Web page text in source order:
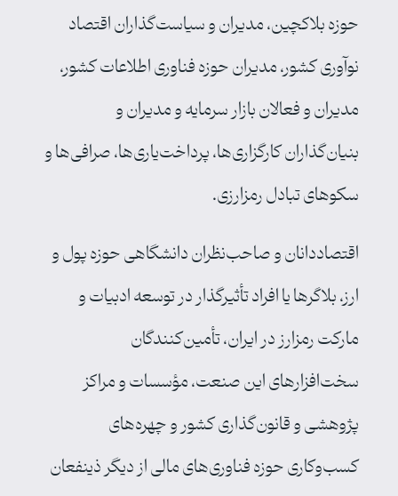
حوزه بلاکچین، مدیران و سیاست‌گذاران اقتصاد
نوآوری کشور، مدیران حوزه فناوری اطلاعات کشور،
مدیران و فعالان بازار سرمایه و مدیران و
بنیان‌گذاران کارگزاری‌ها، پرداخت‌یاری‌ها، صرافی‌ها و
سکوهای تبادل رمزارزی.
اقتصاددانان و صاحب‌نظران دانشگاهی حوزه پول و
ارز، بلاگرها یا افراد تأثیرگذار در توسعه ادبیات و
مارکت رمزارز در ایران، تأمین‌کنندگان
سخت‌افزارهای این صنعت، مؤسسات و مراکز
پژوهشی و قانون‌گذاری کشور و چهره‌های
کسب‌وکاری حوزه فناوری‌های مالی از دیگر ذینفعان